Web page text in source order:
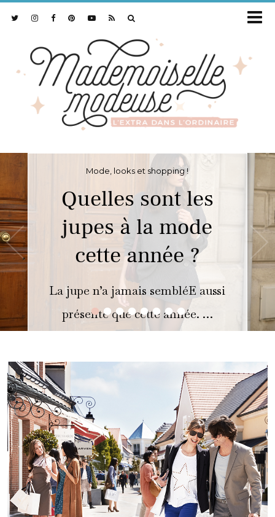
••••••••
Mode, looks et shopping !
Quelles sont les
jupes à la mode
cette année ?
La jupe n’a jamais sembléE aussi
présente que cette année. …